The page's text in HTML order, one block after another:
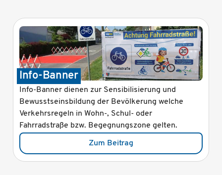
Info-Banner
Info-Banner dienen zur Sensibilisierung und
Bewusstseinsbildung der Bevölkerung welche
Verkehrsregeln in Wohn-, Schul- oder
Fahrradstraße bzw. Begegnungszone gelten.
Zum Beitrag